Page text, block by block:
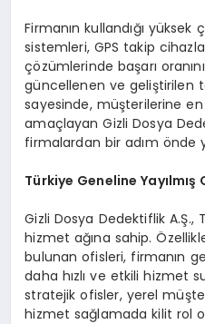
Firmanın kullandığı
sistemleri, GPS takip
çözümlerinde başarı
güncellenen ve geliştirilen
sayesinde, müşterilerine
amaçlayan Gizli Dosya
firmalardan bir adım önde
Türkiye Geneline Yayılmış
Gizli Dosya Dedektiflik
hizmet ağına sahip.
bulunan ofisleri, firmanın
daha hızlı ve etkili hizmet
stratejik ofisler, yerel
hizmet sağlamada kilit rol